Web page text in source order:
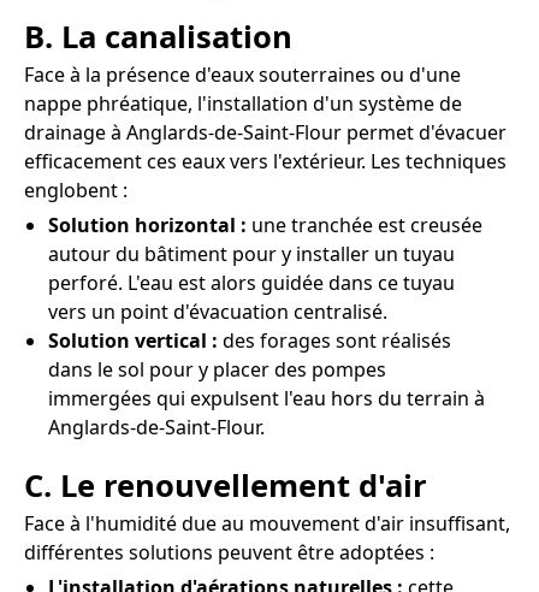
B. La canalisation
Face à la présence d'eaux souterraines ou d'une
nappe phréatique, l'installation d'un système de
drainage à Anglards-de-Saint-Flour permet d'évacuer
efficacement ces eaux vers l'extérieur. Les techniques
englobent :
Solution horizontal : une tranchée est creusée
autour du bâtiment pour y installer un tuyau
perforé. L'eau est alors guidée dans ce tuyau
vers un point d'évacuation centralisé.
Solution vertical : des forages sont réalisés
dans le sol pour y placer des pompes
immergées qui expulsent l'eau hors du terrain à
Anglards-de-Saint-Flour.
C. Le renouvellement d'air
Face à l'humidité due au mouvement d'air insuffisant,
différentes solutions peuvent être adoptées :